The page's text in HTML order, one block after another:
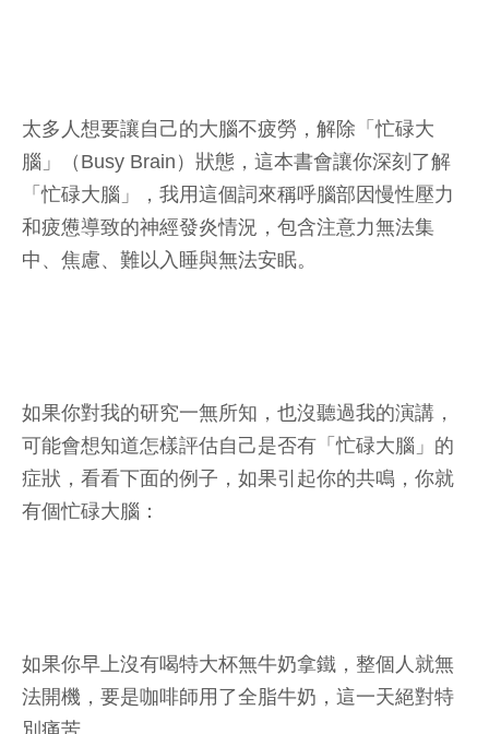
太多人想要讓自己的大腦不疲勞，解除「忙碌大
腦」（Busy Brain）狀態，這本書會讓你深刻了解
「忙碌大腦」，我用這個詞來稱呼腦部因慢性壓力
和疲憊導致的神經發炎情況，包含注意力無法集
中、焦慮、難以入睡與無法安眠。
如果你對我的研究一無所知，也沒聽過我的演講，
可能會想知道怎樣評估自己是否有「忙碌大腦」的
症狀，看看下面的例子，如果引起你的共鳴，你就
有個忙碌大腦：
如果你早上沒有喝特大杯無牛奶拿鐵，整個人就無
法開機，要是咖啡師用了全脂牛奶，這一天絕對特